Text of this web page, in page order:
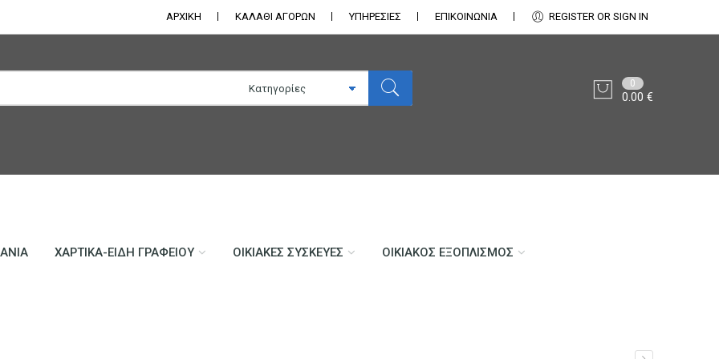
ΑΡΧΙΚΗ ΚΑΛΑΘΙ ΑΓΟΡΩΝ ΥΠΗΡΕΣΙΕΣ ΕΠΙΚΟΙΝΩΝΊΑ REGISTER OR SIGN IN
0
0.00€
ΧΑΡΤΙΚΆ-ΕΊΔΗ ΓΡΑΦΕΊΟΥ ΟΙΚΙΑΚΈΣ ΣΥΣΚΕΥΈΣ ΟΙΚΙΑΚΌΣ ΕΞΟΠΛΙΣΜΌΣ